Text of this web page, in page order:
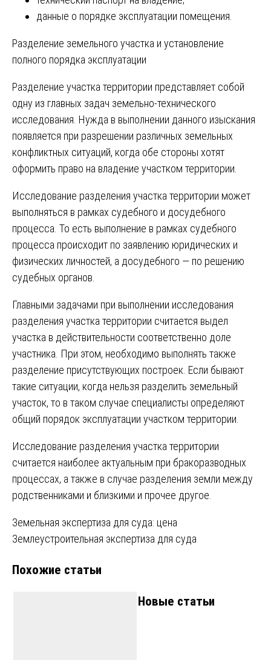
данные о порядке эксплуатации помещения.
Разделение земельного участка и установление
полного порядка эксплуатации
Разделение участка территории представляет собой
одну из главных задач земельно-технического
исследования. Нужда в выполнении данного изыскания
появляется при разрешении различных земельных
конфликтных ситуаций, когда обе стороны хотят
оформить право на владение участком территории.
Исследование разделения участка территории может
выполняться в рамках судебного и досудебного
процесса. То есть выполнение в рамках судебного
процесса происходит по заявлению юридических и
физических личностей, а досудебного — по решению
судебных органов.
Главными задачами при выполнении исследования
разделения участка территории считается выдел
участка в действительности соответственно доле
участника. При этом, необходимо выполнять также
разделение присутствующих построек. Если бывают
такие ситуации, когда нельзя разделить земельный
участок, то в таком случае специалисты определяют
общий порядок эксплуатации участком территории.
Исследование разделения участка территории
считается наиболее актуальным при бракоразводных
процессах, а также в случае разделения земли между
родственниками и близкими и прочее другое.
Навигация
записям
Земельная экспертиза для суда: цена
Землеустроительная экспертиза для суда
Похожие статьи
Новые статьи